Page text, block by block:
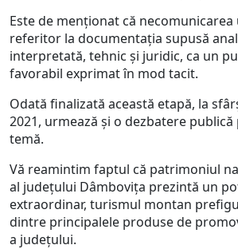
Este de menționat că
referitor la documentația supusă
interpretată, tehnic și juridic, ca un
favorabil exprimat în mod tacit.
Odată finalizată această etapă, la
2021, urmează și o dezbatere publică
temă.
Vă reamintim faptul că patrimoniul
al județului Dâmbovița prezintă un
extraordinar, turismul montan
dintre principalele produse de
a județului.